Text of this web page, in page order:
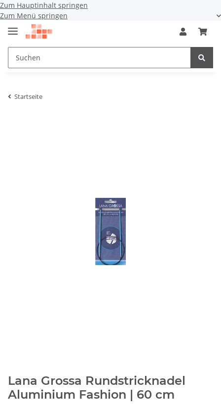
Zum Hauptinhalt springen
Zum Menü springen
Startseite
Lana Grossa Rundstricknadel
Aluminium Fashion | 60 cm